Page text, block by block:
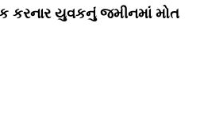
કરનાર યુવકનું જમીનમાં મોત